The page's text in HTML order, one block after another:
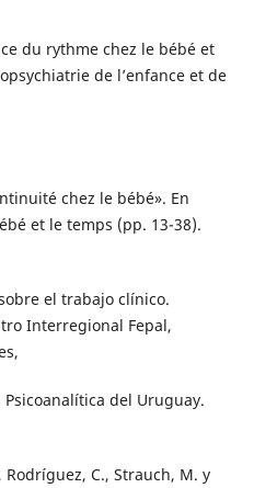
du rythme chez le bébé et
de l’enfance et de
chez le bébé». En
et le temps (pp. 13-38).
el trabajo clínico.
Interregional Fepal,
del Uruguay.
Rodríguez, C., Strauch, M. y